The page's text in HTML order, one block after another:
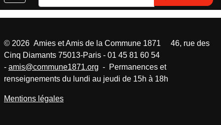
© 2026 Amies et Amis de la Commune 1871 46, rue des
Cinq Diamants 75013-Paris - 01 45 81 60 54
- amis@commune1871.org - Permanences et
renseignements du lundi au jeudi de 15h à 18h
Mentions légales